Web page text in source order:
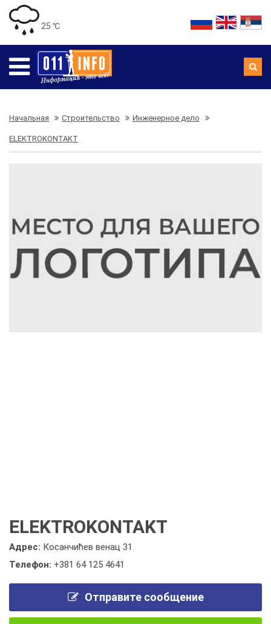
25 ℃
Начальная Строительство Инженерное дело
ELEKTROKONTAKT
ELEKTROKONTAKT
Адрес: Косанчићев венац 31
Телефон: +381 64 125 4641
Отправите сообщение